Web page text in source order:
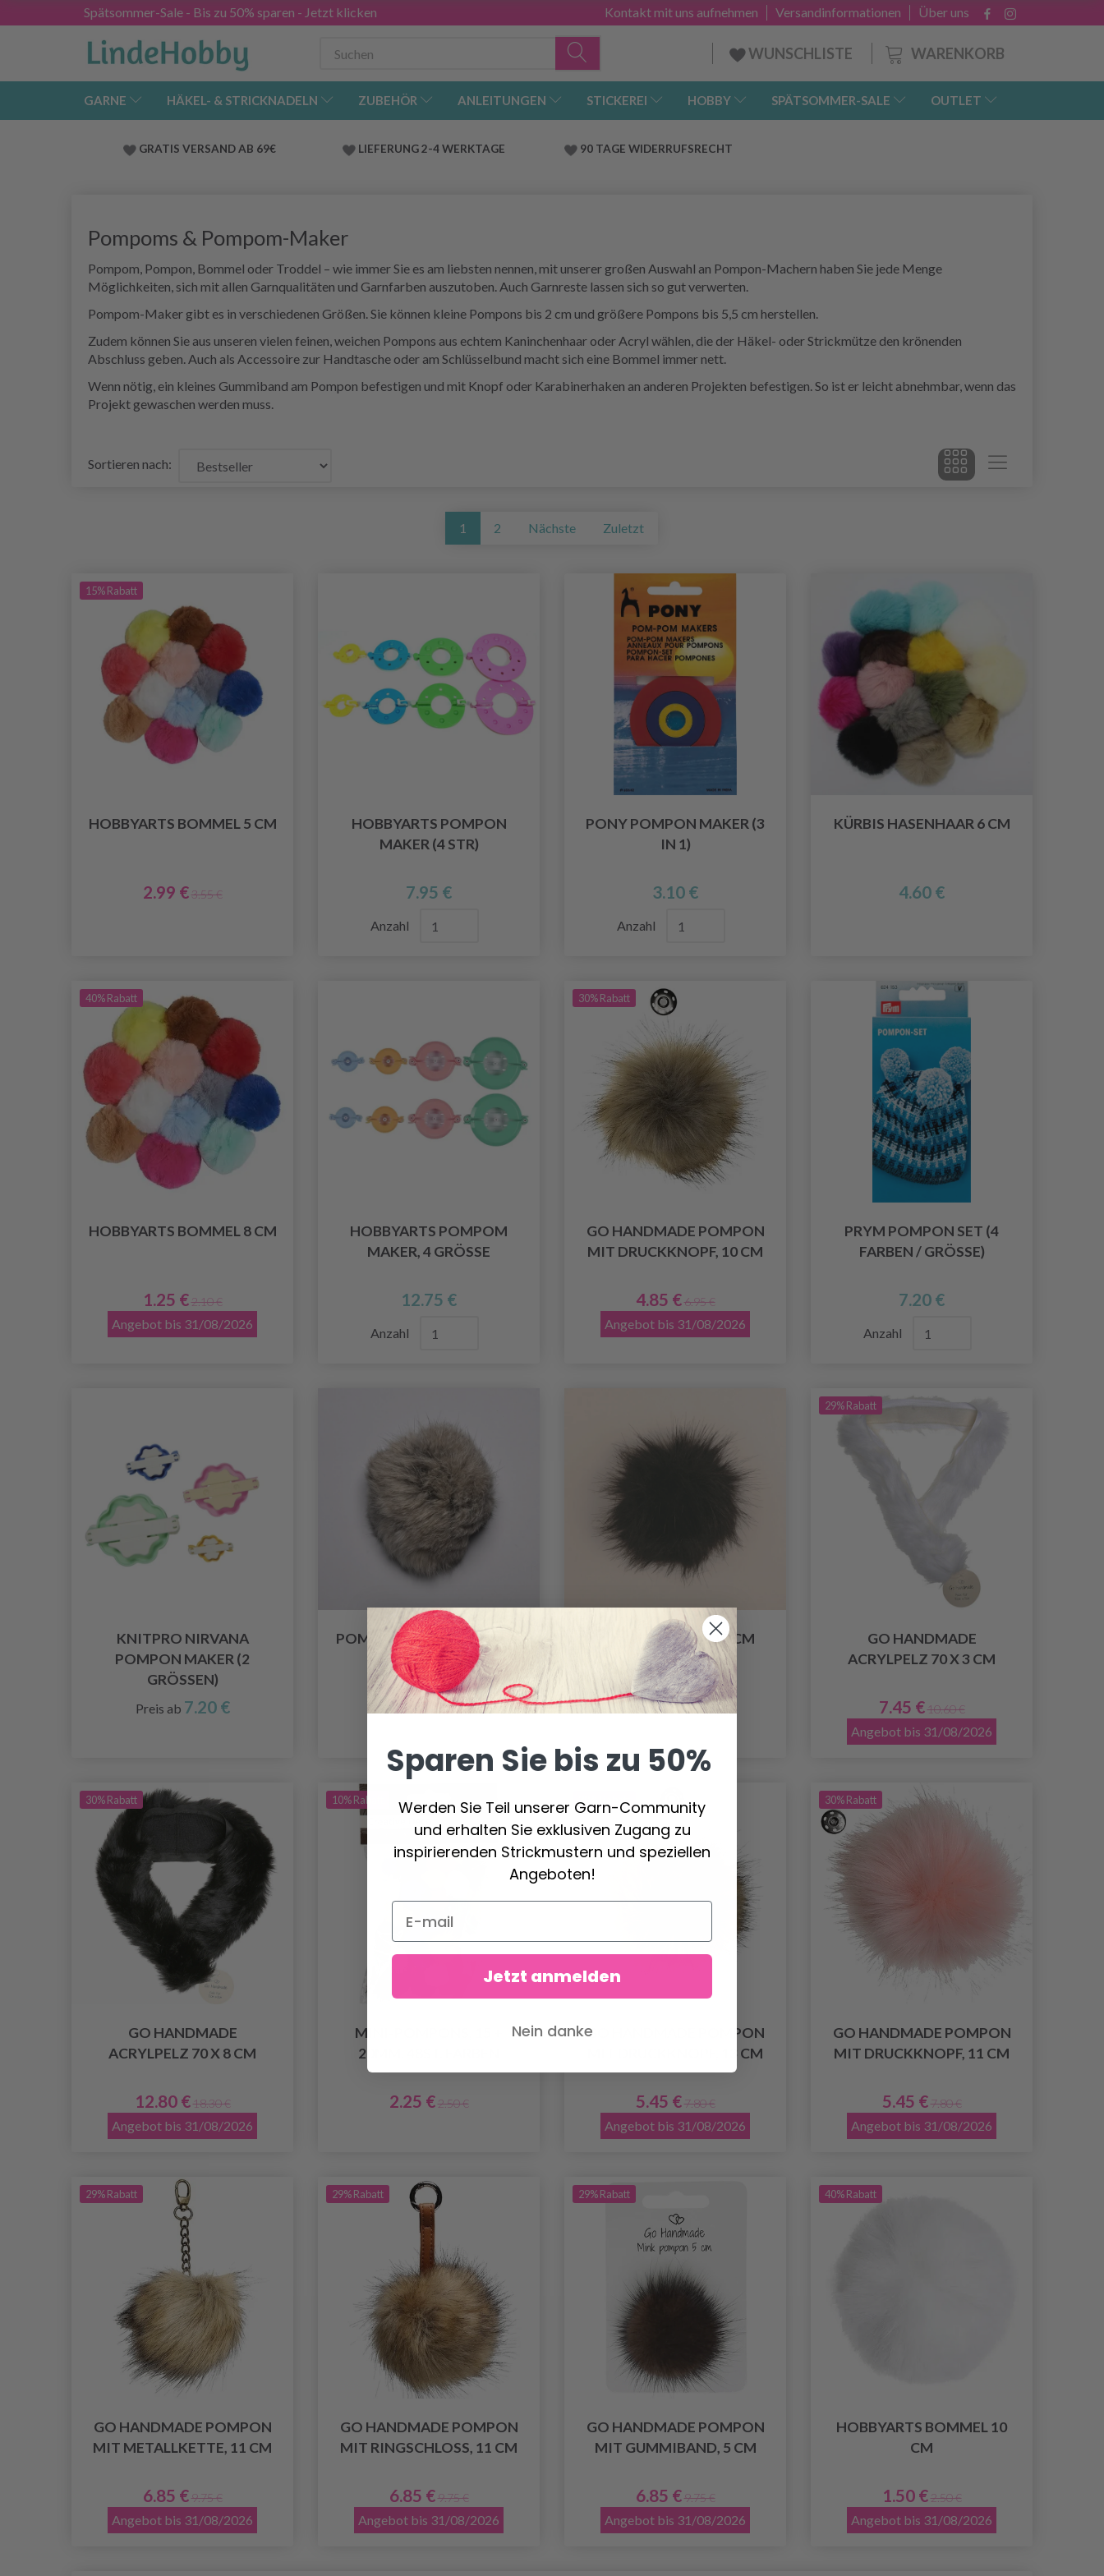
Spätsommer-Sale - Bis zu 50% sparen - Jetzt klicken Über uns
Versandinformationen
Kontakt mit uns aufnehmen
WARENKORB
WUNSCHLISTE
GARNE HÄKEL- & STRICKNADELN ZUBEHÖR ANLEITUNGEN STICKEREI HOBBY SPÄTSOMMER-SALE OUTLET
GRATIS VERSAND AB 69€ LIEFERUNG 2-4 WERKTAGE 90 TAGE WIDERRUFSRECHT
Pompoms & Pompom-Maker
Pompom, Pompon, Bommel oder Troddel – wie immer Sie es am liebsten nennen, mit unserer großen Auswahl an Pompon-Machern haben Sie jede Menge
Möglichkeiten, sich mit allen Garnqualitäten und Garnfarben auszutoben. Auch Garnreste lassen sich so gut verwerten.
Pompom-Maker gibt es in verschiedenen Größen. Sie können kleine Pompons bis 2 cm und größere Pompons bis 5,5 cm herstellen.
Zudem können Sie aus unseren vielen feinen, weichen Pompons aus echtem Kaninchenhaar oder Acryl wählen, die der Häkel- oder Strickmütze den krönenden
Abschluss geben. Auch als Accessoire zur Handtasche oder am Schlüsselbund macht sich eine Bommel immer nett.
Wenn nötig, ein kleines Gummiband am Pompon befestigen und mit Knopf oder Karabinerhaken an anderen Projekten befestigen. So ist er leicht abnehmbar, wenn das
Projekt gewaschen werden muss.
Sortieren nach:
1 2 Nächste Zuletzt
15% Rabatt
HOBBYARTS BOMMEL 5 CM
2.99 € 3.55 €
HOBBYARTS POMPON
MAKER (4 STR)
7.95 €
Anzahl
PONY POMPON MAKER (3
IN 1)
3.10 €
Anzahl
KÜRBIS HASENHAAR 6 CM
4.60 €
40% Rabatt
HOBBYARTS BOMMEL 8 CM
1.25 € 2.10 €
Angebot bis 31/08/2026
HOBBYARTS POMPOM
MAKER, 4 GRÖSSE
12.75 €
Anzahl
30% Rabatt
GO HANDMADE POMPON
MIT DRUCKKNOPF, 10 CM
4.85 € 6.95 €
Angebot bis 31/08/2026
PRYM POMPON SET (4
FARBEN / GRÖSSE)
7.20 €
Anzahl
KNITPRO NIRVANA
POMPON MAKER (2
GRÖSSEN)
Preis ab 7.20 €
POMPON KANINCHENFELL
10 CM
11.35 €
POMPON ACRYL 10 CM
13.99 €
29% Rabatt
GO HANDMADE
ACRYLPELZ 70 X 3 CM
7.45 € 10.60 €
Angebot bis 31/08/2026
30% Rabatt
GO HANDMADE
ACRYLPELZ 70 X 8 CM
12.80 € 18.30 €
Angebot bis 31/08/2026
10% Rabatt
MINI-POMPONS, 15 +
20MM, 48ST. FARBEN
2.25 € 2.50 €
30% Rabatt
GO HANDMADE POMPON
MIT DRUCKKNOPF, 13 CM
5.45 € 7.80 €
Angebot bis 31/08/2026
30% Rabatt
GO HANDMADE POMPON
MIT DRUCKKNOPF, 11 CM
5.45 € 7.80 €
Angebot bis 31/08/2026
29% Rabatt
GO HANDMADE POMPON
MIT METALLKETTE, 11 CM
6.85 € 9.75 €
Angebot bis 31/08/2026
29% Rabatt
GO HANDMADE POMPON
MIT RINGSCHLOSS, 11 CM
6.85 € 9.75 €
Angebot bis 31/08/2026
29% Rabatt
GO HANDMADE POMPON
MIT GUMMIBAND, 5 CM
6.85 € 9.75 €
Angebot bis 31/08/2026
40% Rabatt
HOBBYARTS BOMMEL 10
CM
1.50 € 2.50 €
Angebot bis 31/08/2026
Sparen Sie bis zu 50%
Werden Sie Teil unserer Garn-Community
und erhalten Sie exklusiven Zugang zu
inspirierenden Strickmustern und speziellen
Angeboten!
Jetzt anmelden
Nein danke